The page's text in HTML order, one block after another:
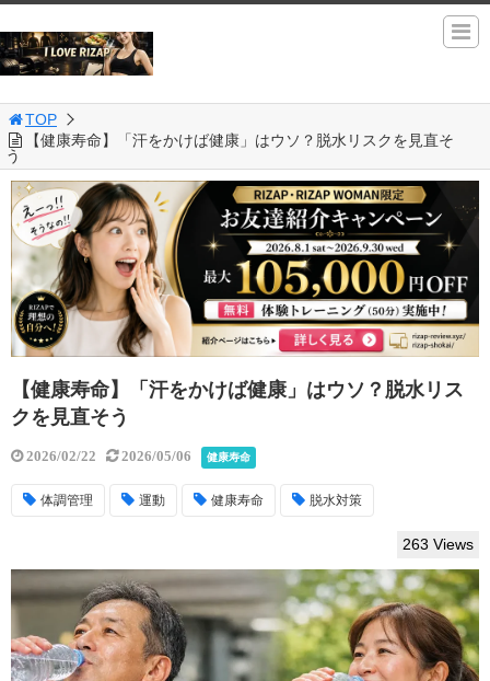
TOP
【健康寿命】「汗をかけば健康」はウソ？脱水リスクを見直そ
う
【健康寿命】「汗をかけば健康」はウソ？脱水リス
クを見直そう
2026/02/22 2026/05/06 健康寿命
体調管理 運動 健康寿命 脱水対策
263 Views